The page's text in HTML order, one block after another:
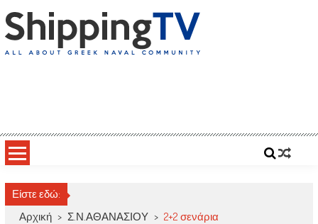
to
content
Είστε εδώ:
Αρχική > Σ.Ν.ΑΘΑΝΑΣΙΟΥ > 2+2 σενάρια